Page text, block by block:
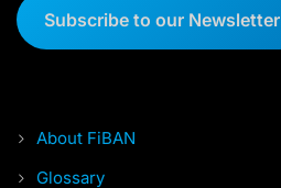
Subscribe to our Newsletter
About FiBAN
Glossary